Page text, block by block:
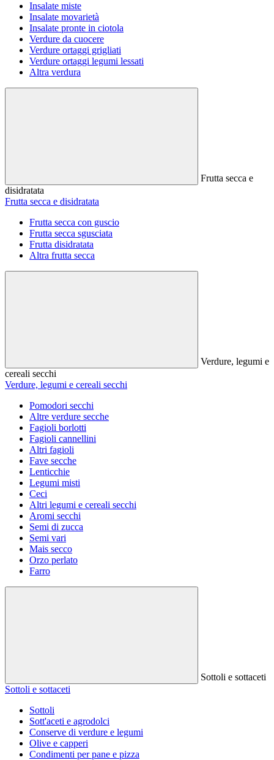
Insalate miste
Insalate movarietà
Insalate pronte in ciotola
Verdure da cuocere
Verdure ortaggi grigliati
Verdure ortaggi legumi lessati
Altra verdura
Frutta secca e
disidratata
Frutta secca e disidratata
Frutta secca con guscio
Frutta secca sgusciata
Frutta disidratata
Altra frutta secca
Verdure, legumi e
cereali secchi
Verdure, legumi e cereali secchi
Pomodori secchi
Altre verdure secche
Fagioli borlotti
Fagioli cannellini
Altri fagioli
Fave secche
Lenticchie
Legumi misti
Ceci
Altri legumi e cereali secchi
Aromi secchi
Semi di zucca
Semi vari
Mais secco
Orzo perlato
Farro
Sottoli e sottaceti
Sottoli e sottaceti
Sottoli
Sott'aceti e agrodolci
Conserve di verdure e legumi
Olive e capperi
Condimenti per pane e pizza